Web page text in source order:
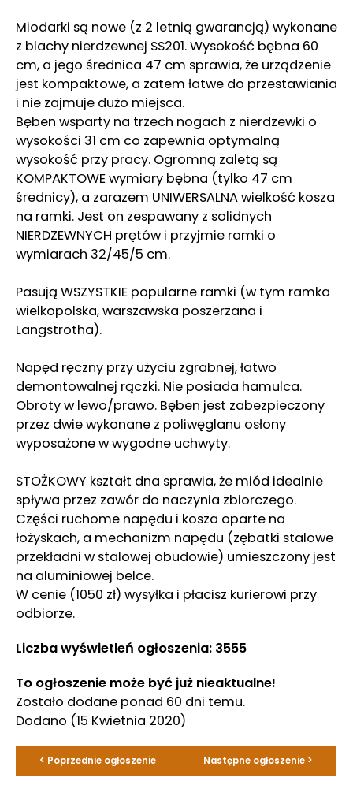
Miodarki są nowe (z 2 letnią gwarancją) wykonane
z blachy nierdzewnej SS201. Wysokość bębna 60
cm, a jego średnica 47 cm sprawia, że urządzenie
jest kompaktowe, a zatem łatwe do przestawiania
i nie zajmuje dużo miejsca.
Bęben wsparty na trzech nogach z nierdzewki o
wysokości 31 cm co zapewnia optymalną
wysokość przy pracy. Ogromną zaletą są
KOMPAKTOWE wymiary bębna (tylko 47 cm
średnicy), a zarazem UNIWERSALNA wielkość kosza
na ramki. Jest on zespawany z solidnych
NIERDZEWNYCH prętów i przyjmie ramki o
wymiarach 32/45/5 cm.
Pasują WSZYSTKIE popularne ramki (w tym ramka
wielkopolska, warszawska poszerzana i
Langstrotha).
Napęd ręczny przy użyciu zgrabnej, łatwo
demontowalnej rączki. Nie posiada hamulca.
Obroty w lewo/prawo. Bęben jest zabezpieczony
przez dwie wykonane z poliwęglanu osłony
wyposażone w wygodne uchwyty.
STOŻKOWY kształt dna sprawia, że miód idealnie
spływa przez zawór do naczynia zbiorczego.
Części ruchome napędu i kosza oparte na
łożyskach, a mechanizm napędu (zębatki stalowe
przekładni w stalowej obudowie) umieszczony jest
na aluminiowej belce.
W cenie (1050 zł) wysyłka i płacisz kurierowi przy
odbiorze.
Liczba wyświetleń ogłoszenia: 3555
To ogłoszenie może być już nieaktualne!
Zostało dodane ponad 60 dni temu.
Dodano (15 Kwietnia 2020)
< Poprzednie ogłoszenie Następne ogłoszenie >